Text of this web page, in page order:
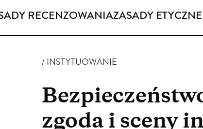
RECENZOWANIAZASADY ETYCZNE
INSTYTUOWANIE
zgoda i sceny